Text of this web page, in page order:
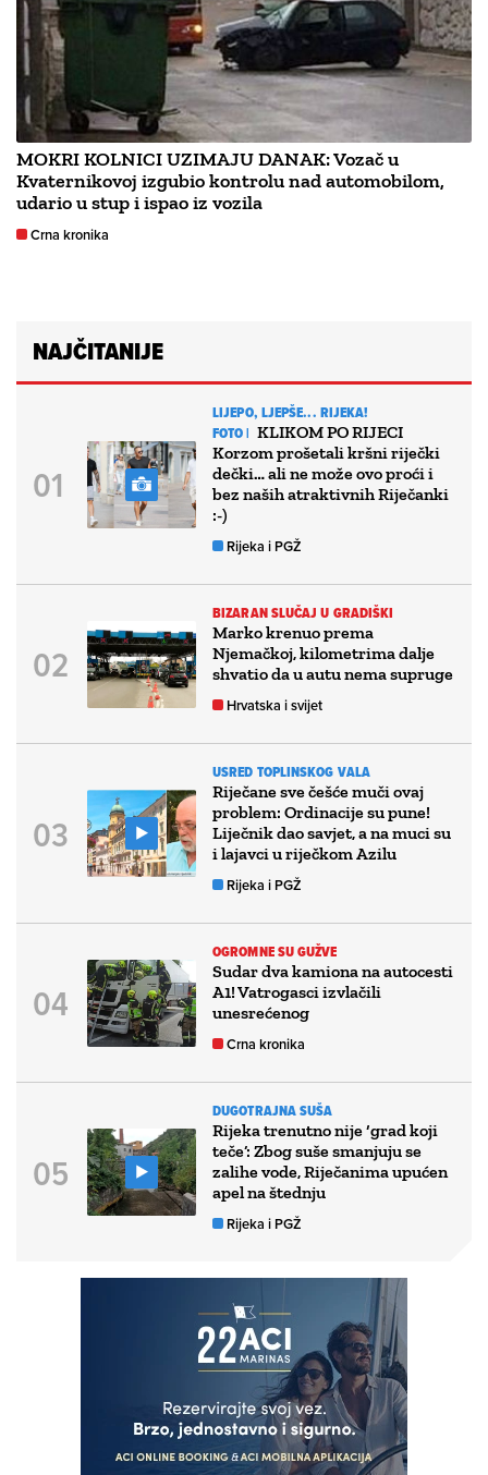
MOKRI KOLNICI UZIMAJU DANAK: Vozač u
Kvaternikovoj izgubio kontrolu nad automobilom,
udario u stup i ispao iz vozila
Crna kronika
NAJČITANIJE
LIJEPO, LJEPŠE... RIJEKA!
FOTO | KLIKOM PO RIJECI
Korzom prošetali kršni riječki
dečki… ali ne može ovo proći i
bez naših atraktivnih Riječanki
:-)
Rijeka i PGŽ
BIZARAN SLUČAJ U GRADIŠKI
Marko krenuo prema
Njemačkoj, kilometrima dalje
shvatio da u autu nema supruge
Hrvatska i svijet
USRED TOPLINSKOG VALA
Riječane sve češće muči ovaj
problem: Ordinacije su pune!
Liječnik dao savjet, a na muci su
i lajavci u riječkom Azilu
Rijeka i PGŽ
OGROMNE SU GUŽVE
Sudar dva kamiona na autocesti
A1! Vatrogasci izvlačili
unesrećenog
Crna kronika
DUGOTRAJNA SUŠA
Rijeka trenutno nije ‘grad koji
teče’: Zbog suše smanjuju se
zalihe vode, Riječanima upućen
apel na štednju
Rijeka i PGŽ